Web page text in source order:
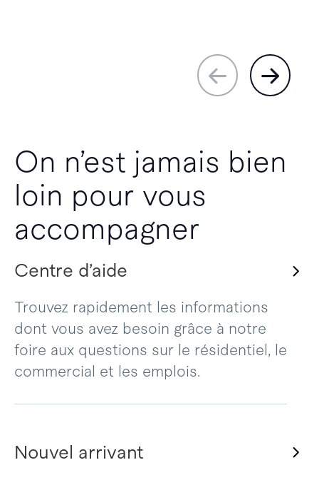
On n’est jamais bien
loin pour vous
accompagner
Centre d’aide
Trouvez rapidement les informations
dont vous avez besoin grâce à notre
foire aux questions sur le résidentiel, le
commercial et les emplois.
Nouvel arrivant